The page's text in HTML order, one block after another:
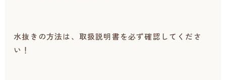
水抜きの方法は、取扱説明書を必ず確認してくださ
い！